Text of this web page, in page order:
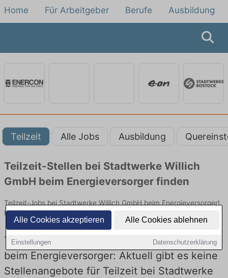
Alle Cookies akzeptieren Alle Cookies ablehnen
Einstellungen Datenschutzerklärung
Home Für Arbeitgeber Berufe Ausbildung
Teilzeit Alle Jobs Ausbildung
Teilzeit-Stellen bei Stadtwerke Willich
GmbH beim Energieversorger finden
Teilzeit-Jobs bei Stadtwerke Willich GmbH beim Energieversorger!
Flexible Stellen in Technik. Jetzt bewerben!
Teilzeit-Jobs bei Stadtwerke Willich GmbH
beim Energieversorger: Aktuell gibt es keine
Stellenangebote für Teilzeit bei Stadtwerke